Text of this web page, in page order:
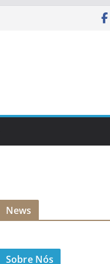
News
Sobre Nós